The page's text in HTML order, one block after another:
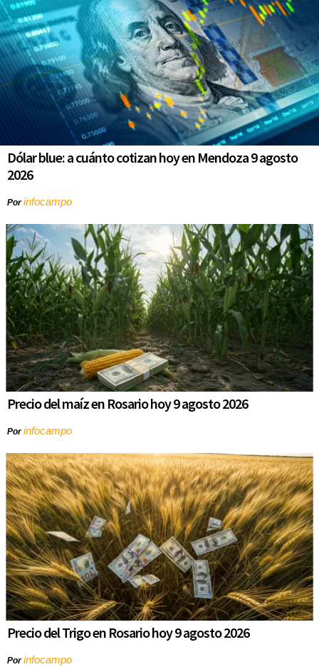
Dólar blue: a cuánto cotizan hoy en Mendoza 9 agosto
2026
Porinfocampo
Precio del maíz en Rosario hoy 9 agosto 2026
Porinfocampo
Precio del Trigo en Rosario hoy 9 agosto 2026
Porinfocampo